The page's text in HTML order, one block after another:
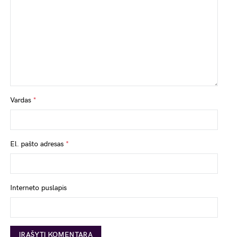
Vardas *
El. pašto adresas *
Interneto puslapis